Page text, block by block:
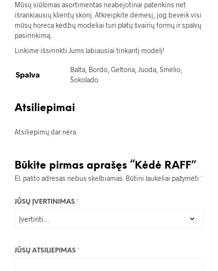
Mūsų siūlomas asortimentas neabejotinai patenkins net
išrankiausių klientų skonį. Atkreipkite dėmesį, jog beveik visi
mūsų horeca kėdžių modeliai turi platų švairių formų ir spalvų
pasirinkimą.
Linkime išsirinkti Jums labiausiai tinkantį modelį!
Spalva
Balta, Bordo, Geltona, Juoda, Smėlio,
Šokolado
Atsiliepimai
Atsiliepimų dar nėra.
Būkite pirmas aprašęs “Kėdė RAFF”
El. pašto adresas nebus skelbiamas. Būtini laukeliai pažymėti *
JŪSŲ ĮVERTINIMAS *
JŪSŲ ATSILIEPIMAS *